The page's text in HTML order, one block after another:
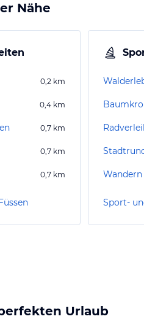
Nähe
0,2 km
0,4 km
0,7 km
0,7 km
0,7 km Wandern
Sport-
Urlaub